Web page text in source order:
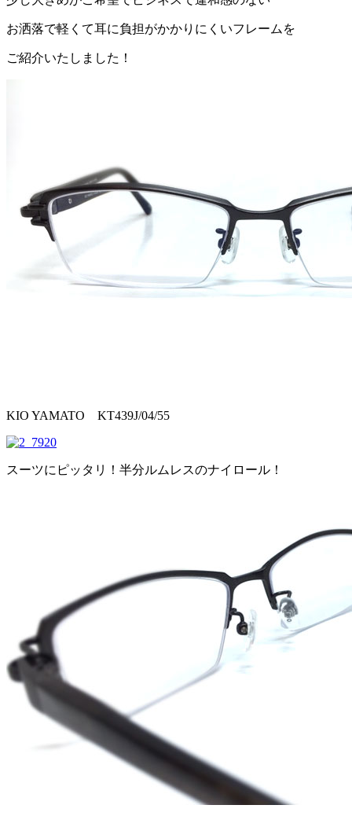
お洒落で軽くて耳に負担がかかりにくいフレームを
ご紹介いたしました！
KIO YAMATO KT439J/04/55
スーツにピッタリ！半分ルムレスのナイロール！